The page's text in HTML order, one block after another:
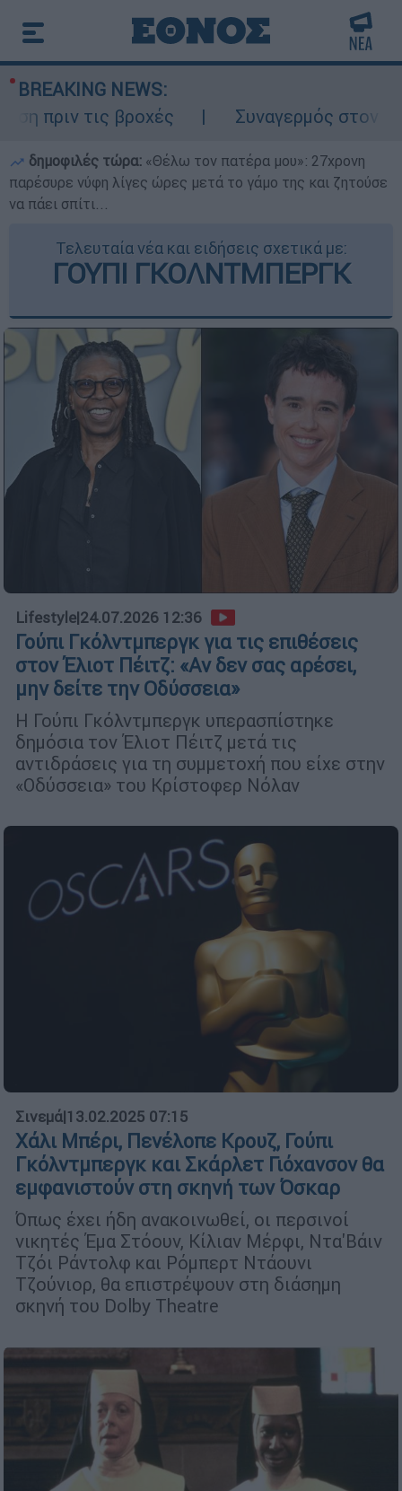
BREAKING NEWS:
τις βροχές
Συναγερμός στον
δημοφιλές τώρα: «Θέλω τον πατέρα μου»: 27χρονη
παρέσυρε νύφη λίγες ώρες μετά το γάμο της και ζητούσε
να πάει σπίτι...
Τελευταία νέα και ειδήσεις σχετικά με:
ΓΟΥΠΙ ΓΚΟΛΝΤΜΠΕΡΓΚ
Lifestyle|24.07.2026 12:36
Γούπι Γκόλντμπεργκ για τις επιθέσεις
στον Έλιοτ Πέιτζ: «Αν δεν σας αρέσει,
μην δείτε την Οδύσσεια»
Η Γούπι Γκόλντμπεργκ υπερασπίστηκε
δημόσια τον Έλιοτ Πέιτζ μετά τις
αντιδράσεις για τη συμμετοχή που είχε στην
«Οδύσσεια» του Κρίστοφερ Νόλαν
Σινεμά|13.02.2025 07:15
Χάλι Μπέρι, Πενέλοπε Κρουζ, Γούπι
Γκόλντμπεργκ και Σκάρλετ Γιόχανσον θα
εμφανιστούν στη σκηνή των Όσκαρ
Όπως έχει ήδη ανακοινωθεί, οι περσινοί
νικητές Έμα Στόουν, Κίλιαν Μέρφι, Ντα'Βάιν
Τζόι Ράντολφ και Ρόμπερτ Ντάουνι
Τζούνιορ, θα επιστρέψουν στη διάσημη
σκηνή του Dolby Theatre